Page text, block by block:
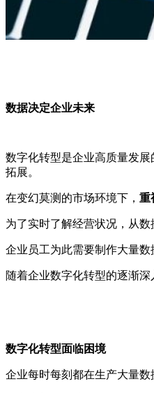
数据决定企业未来
数字化转型是企业高质量发
拓展。
在变幻莫测的市场环境下， 重
为了实时了解经营状况，从
企业员工为此需要制作大量
随着企业数字化转型的逐渐
数字化转型面临困境
企业每时每刻都在生产大量数